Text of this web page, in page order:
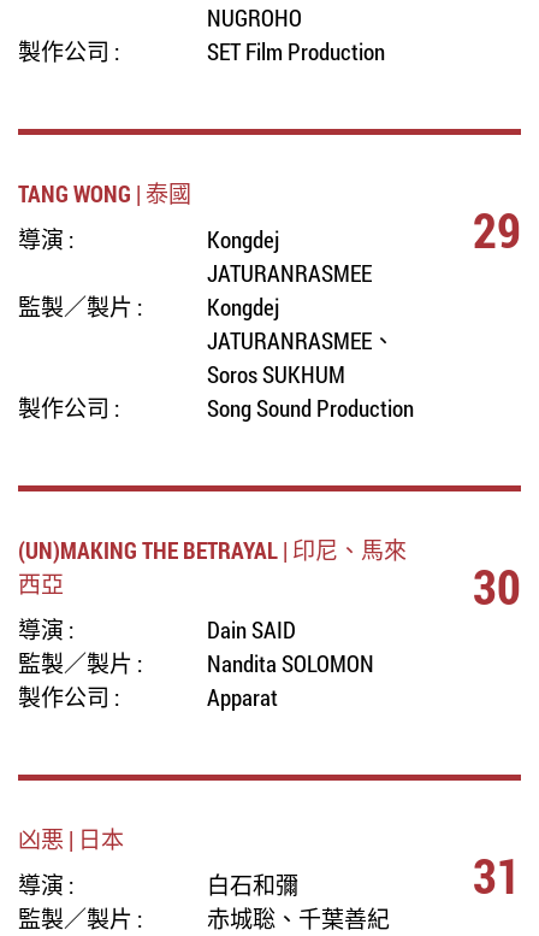
NUGROHO
製作公司 :
SET Film Production
TANG WONG | 泰國
導演 :
Kongdej
JATURANRASMEE
監製／製片 :
Kongdej
JATURANRASMEE、
Soros SUKHUM
製作公司 :
Song Sound Production
29
(UN)MAKING THE BETRAYAL | 印尼、馬來
西亞
導演 :
Dain SAID
監製／製片 :
Nandita SOLOMON
製作公司 :
Apparat
30
凶悪 | 日本
導演 :
白石和彌
監製／製片 :
赤城聡、千葉善紀
31